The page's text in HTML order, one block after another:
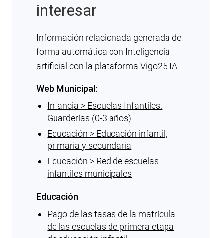
interesar
Información relacionada generada de
forma automática con Inteligencia
artificial con la plataforma Vigo25 IA
Web Municipal:
Infancia > Escuelas Infantiles.
Guarderías (0-3 años)
Educación > Educación infantil,
primaria y secundaria
Educación > Red de escuelas
infantiles municipales
Educación
Pago de las tasas de la matrícula
de las escuelas de primera etapa